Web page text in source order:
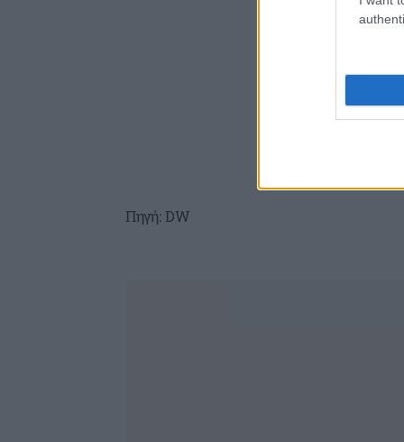
Πηγή: DW